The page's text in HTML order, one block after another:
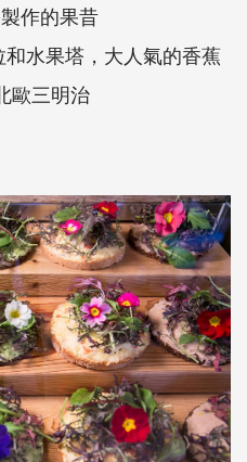
作的果昔
和水果塔，大人氣的香蕉
歐三明治